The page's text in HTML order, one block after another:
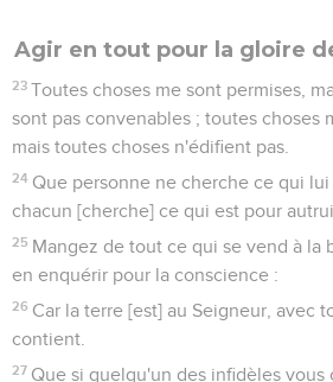
Agir en tout pour la gloire
23 Toutes choses me sont permises,
sont pas convenables ; toutes choses
mais toutes choses n'édifient pas.
24 Que personne ne cherche ce qui
chacun [cherche] ce qui est pour autrui.
25 Mangez de tout ce qui se vend à la
en enquérir pour la conscience :
26 Car la terre [est] au Seigneur, avec
contient.
27 Que si quelqu'un des infidèles vous